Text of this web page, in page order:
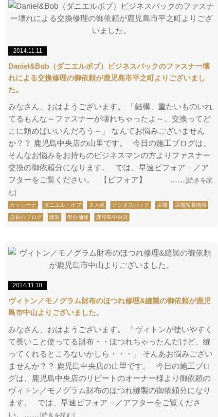
2014.11.11
Daniel&Bob（ダニエルボブ）ビジネスバックのファスナー壊
れによる交換修理の御依頼が鹿児島市平之町よりございまし
た。
みなさん、おはようございます。 「結構、重たいものいれ
てるもんな～ファスナーが壊れちゃったよ～。交換ってど
こに頼めばいいんだろう～」 なんてお悩みございません
か？？ 鹿児島中央店の山里です。 今日の施工ブログは、
そんなお悩みをお持ちのビジネスマンの方よりファスナー
交換の御依頼分になります。 では、早速ビフォア－／ア
フターをご覧ください。 【ビフォア】 …… [続きを読
む]
カッシーナ ダニエル・ボブ ヌメ革 ビジネスバッグ 店舗 店舗新着情報
店長のブログ 縫製 部分補修 鹿児島中央店
2014.11.10
ヴィトン／モノグラム財布のほつれ修理&縫製の御依頼が鹿児
島市中山よりございました。
みなさん、おはようございます。 「ヴィトンが使いやすく
て長いこと使ってる財布・・ほつれちゃったんだけど、縫
ってくれるところないかしら・・・」 そんあお悩みござい
ませんか？？ 鹿児島中央店の山里です。 今日の施工ブロ
グは、鹿児島中央店のリピートのオーナー様より御依頼の
ヴィトン／モノグラム財布のほつれ縫製の御依頼分になり
ます。 では、早速ビフォア－／アフターをご覧くださ
い。…… [続きを読む]